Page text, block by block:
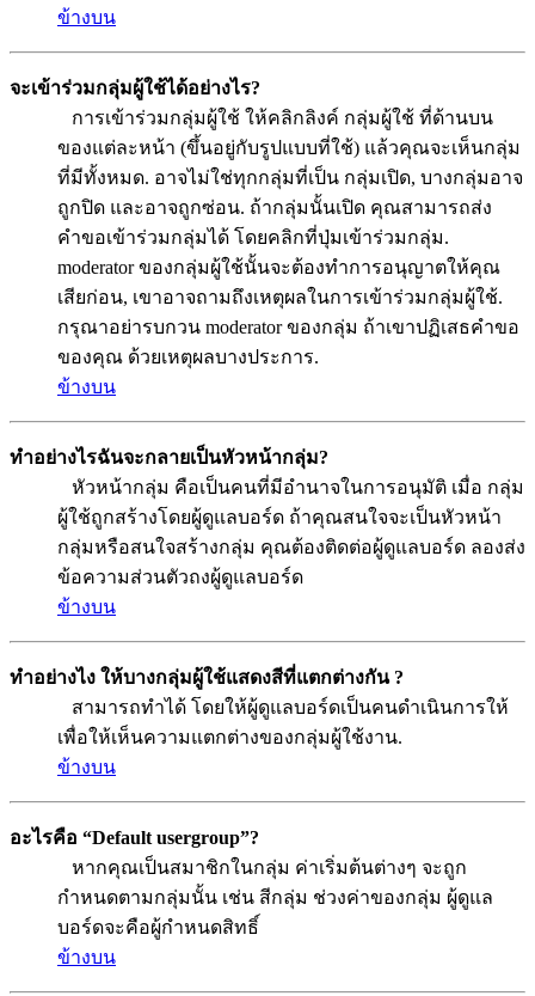
ข้างบน
จะเข้าร่วมกลุ่มผู้ใช้ได้อย่างไร?
การเข้าร่วมกลุ่มผู้ใช้ ให้คลิกลิงค์ กลุ่มผู้ใช้ ที่ด้านบน
ของแต่ละหน้า (ขึ้นอยู่กับรูปแบบที่ใช้) แล้วคุณจะเห็นกลุ่ม
ที่มีทั้งหมด. อาจไม่ใช่ทุกกลุ่มที่เป็น กลุ่มเปิด, บางกลุ่มอาจ
ถูกปิด และอาจถูกซ่อน. ถ้ากลุ่มนั้นเปิด คุณสามารถส่ง
คำขอเข้าร่วมกลุ่มได้ โดยคลิกที่ปุ่มเข้าร่วมกลุ่ม.
moderator ของกลุ่มผู้ใช้นั้นจะต้องทำการอนุญาตให้คุณ
เสียก่อน, เขาอาจถามถึงเหตุผลในการเข้าร่วมกลุ่มผู้ใช้.
กรุณาอย่ารบกวน moderator ของกลุ่ม ถ้าเขาปฏิเสธคำขอ
ของคุณ ด้วยเหตุผลบางประการ.
ข้างบน
ทำอย่างไรฉันจะกลายเป็นหัวหน้ากลุ่ม?
หัวหน้ากลุ่ม คือเป็นคนที่มีอำนาจในการอนุมัติ เมื่อ กลุ่ม
ผู้ใช้ถูกสร้างโดยผู้ดูแลบอร์ด ถ้าคุณสนใจจะเป็นหัวหน้า
กลุ่มหรือสนใจสร้างกลุ่ม คุณต้องติดต่อผู้ดูแลบอร์ด ลองส่ง
ข้อความส่วนตัวถงผู้ดูแลบอร์ด
ข้างบน
ทำอย่างไง ให้บางกลุ่มผู้ใช้แสดงสีที่แตกต่างกัน ?
สามารถทำได้ โดยให้ผู้ดูแลบอร์ดเป็นคนดำเนินการให้
เพื่อให้เห็นความแตกต่างของกลุ่มผู้ใช้งาน.
ข้างบน
อะไรคือ “Default usergroup”?
หากคุณเป็นสมาชิกในกลุ่ม ค่าเริ่มต้นต่างๆ จะถูก
กำหนดตามกลุ่มนั้น เช่น สีกลุ่ม ช่วงค่าของกลุ่ม ผู้ดูแล
บอร์ดจะคือผู้กำหนดสิทธิ์
ข้างบน